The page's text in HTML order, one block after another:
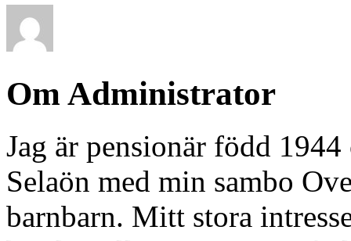
Om Administrator
Jag är pensionär född
Selaön med min sambo
barnbarn. Mitt stora